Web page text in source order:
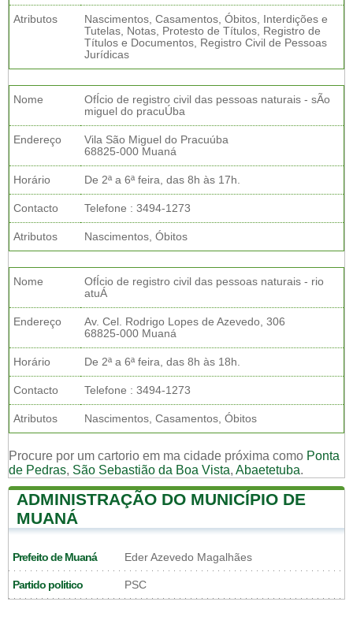
Atributos
Nascimentos, Casamentos, Óbitos, Interdições e
Tutelas, Notas, Protesto de Títulos, Registro de
Títulos e Documentos, Registro Civil de Pessoas
Jurídicas
Nome
OfÍcio de registro civil das pessoas naturais - sÃo
miguel do pracuÚba
Endereço
Vila São Miguel do Pracuúba
68825-000 Muaná
Horário De 2ª a 6ª feira, das 8h às 17h.
Contacto Telefone : 3494-1273
Atributos Nascimentos, Óbitos
Nome
OfÍcio de registro civil das pessoas naturais - rio
atuÁ
Endereço
Av. Cel. Rodrigo Lopes de Azevedo, 306
68825-000 Muaná
Horário De 2ª a 6ª feira, das 8h às 18h.
Contacto Telefone : 3494-1273
Atributos Nascimentos, Casamentos, Óbitos
Procure por um cartorio em ma cidade próxima como Ponta
de Pedras, São Sebastião da Boa Vista, Abaetetuba.
ADMINISTRAÇÃO DO MUNICÍPIO DE
MUANÁ
Prefeito de Muaná Eder Azevedo Magalhães
Partido politico PSC